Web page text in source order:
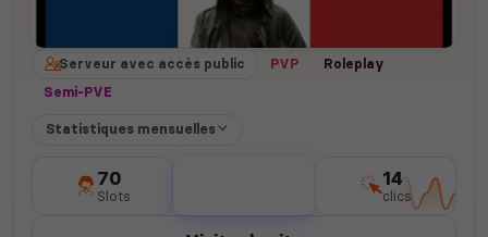
Serveur avec accès public PVP
Roleplay
Semi-PVE
Statistiques mensuelles
70
Slots
14
clics